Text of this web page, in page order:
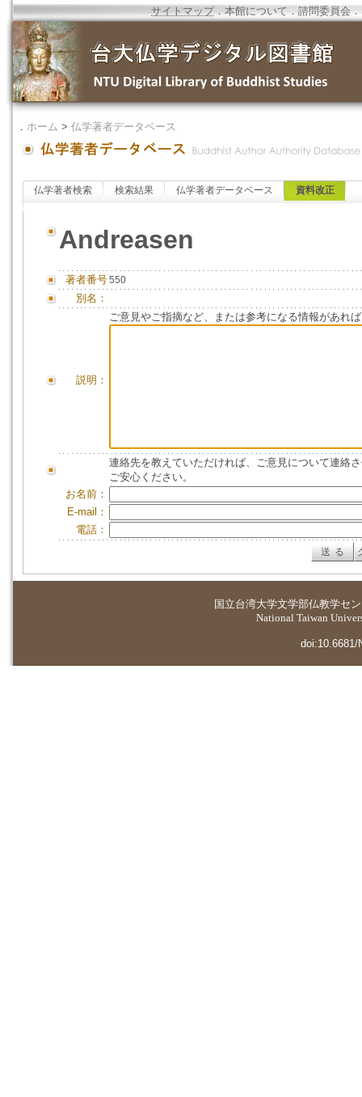
サイトマップ．本館について ．諮問委員会 ．
． ホーム > 仏学著者データベース
仏学著者検索 検索結果 仏学著者データベース 資料改正
Andreasen
著者番号550
別名：
説明：
ご意見やご指摘など、または参考になる情報があれ
連絡先を教えていただければ、ご意見について連絡
ご安心ください。
お名前：
E-mail：
電話：
国立台湾大学文学部仏教学セ
National Taiwan
doi:10.6681/